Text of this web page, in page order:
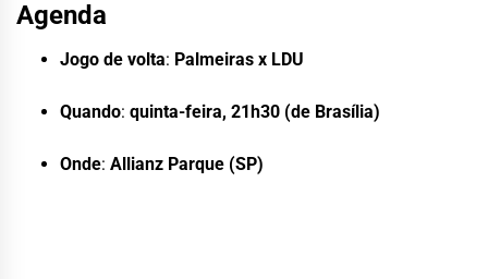
Agenda
Jogo de volta: Palmeiras x LDU
Quando: quinta-feira, 21h30 (de Brasília)
Onde: Allianz Parque (SP)